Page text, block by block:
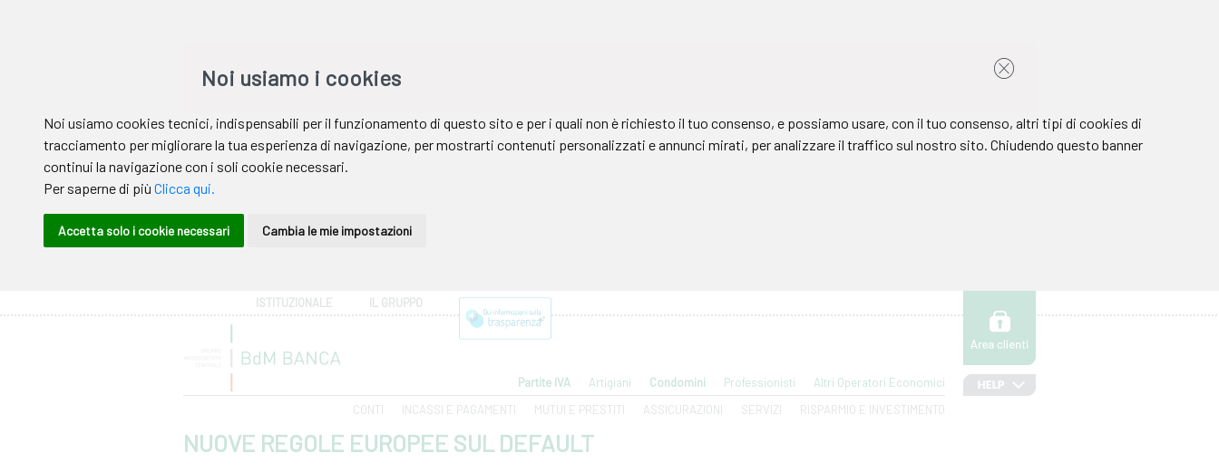
ISTITUZIONALE IL GRUPPO
Partite IVA Artigiani
Condomini
CONTI
INCASSI E PAGAMENTI MUTUI E PRESTITI ASSICURAZIONI SERVIZI RISPARMIO E INVESTIMENTO
Professionisti Altri Operatori Economici
NUOVE REGOLE EUROPEE SUL DEFAULT